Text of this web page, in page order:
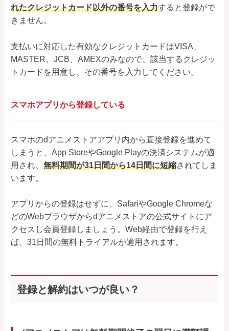
れたクレジットカード以外の番号を入力すると登録がで
きません。
支払いに対応した有効なクレジットカードはVISA、
MASTER、JCB、AMEXのみなので、該当するクレジッ
トカードを用意し、その番号を入力してください。
スマホアプリから登録している
スマホのdアニメストアアプリ内から直接登録を進めて
しまうと、App StoreやGoogle Playの決済システムが適
用され、 無料期間が31日間から14日間に短縮されてしま
います。
アプリからの登録はせずに、SafariやGoogle Chromeな
どのWebブラウザからdアニメストアの公式サイトにア
クセスし会員登録しましょう。Web経由で登録を行え
ば、31日間の無料トライアルが適用されます。
登録と解約はいつが良い？